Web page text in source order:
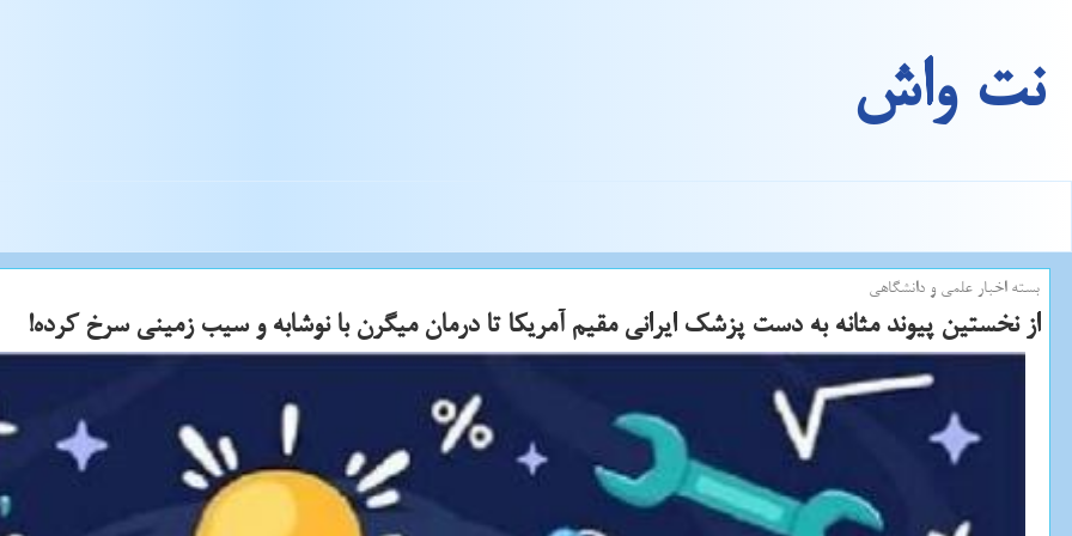
نت واش
بسته اخبار علمی و دانشگاهی
از نخستین پیوند مثانه به دست پزشک ایرانی مقیم آمریکا تا درمان میگرن با نوشابه و سیب زمینی سرخ کرده!